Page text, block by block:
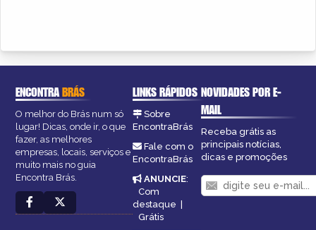
ENCONTRABRÁS
O melhor do Brás num só
lugar! Dicas, onde ir, o que
fazer, as melhores
empresas, locais, serviços e
muito mais no guia
Encontra Brás.
LINKS RÁPIDOS
Sobre
EncontraBrás
Fale com o
EncontraBrás
ANUNCIE:
Com
destaque |
Grátis
NOVIDADES POR E-
MAIL
Receba grátis as
principais notícias,
dicas e promoções